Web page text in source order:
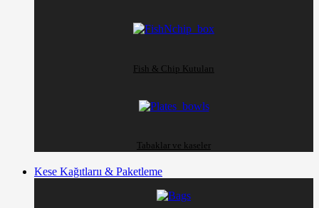
Fish & Chip Kutuları
Tabaklar ve kaseler
Kese Kağıtlarıı & Paketleme